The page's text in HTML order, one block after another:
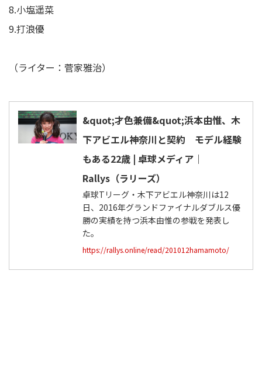
8.小塩遥菜
9.打浪優
（ライター：菅家雅治）
&quot;才色兼備&quot;浜本由惟、木
下アビエル神奈川と契約 モデル経験
もある22歳 | 卓球メディア｜
Rallys（ラリーズ）
卓球Tリーグ・木下アビエル神奈川は12
日、2016年グランドファイナルダブルス優
勝の実績を持つ浜本由惟の参戦を発表し
た。
https://rallys.online/read/201012hamamoto/